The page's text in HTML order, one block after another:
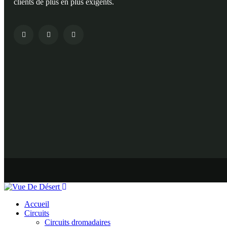
clients de plus en plus exigents.
Accueil
Circuits
Circuits dromadaires